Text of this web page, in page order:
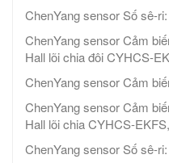
ChenYang sensor Số sê-
ChenYang sensor Cảm
Hall lõi chia đôi CYHCS-
ChenYang sensor Cảm
ChenYang sensor Cảm
Hall lõi chia CYHCS-
ChenYang sensor Số sê-